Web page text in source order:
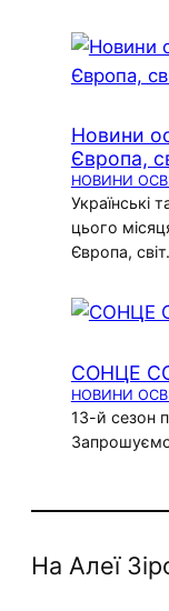
Новини
Європа,
НОВИНИ
Українські
цього
Європа, світ.
СОНЦЕ
НОВИНИ
13-й сезон
Запрошуємо
На Алеї